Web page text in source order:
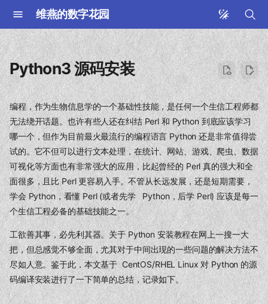
维燕的数字花园
键
入
以
开
始
搜
索
Python3 源码安装
编程，作为生物信息学的一个基础性技能，是任何一个生信工程师都
无法绕开话题。也许有些人还在纠结 Perl 和 Python 到底应该学习
哪一个，但作为目前最火最流行的编程语言 Python 还是非常值得尝
试的。它不但可以进行文本处理，在统计、网站、游戏、爬虫、数据
可视化等方面也有非常强大的应用，比起曾经的 Perl 真的强大和全
面很多，且比 Perl 更容易入手。不管从长远发展，还是短期需要，
学会 Python，看懂 Perl (或者先学 Python，后学 Perl) 应该是每一
个生信工程必备的基础技能之一。
工欲善其事，必先利其器。关于 Python 安装教程在网上一搜一大
把，但总感觉不够全面，尤其对于中间出现的一些问题的解决方法不
尽如人意。鉴于此，本文基于 CentOS/RHEL Linux 对 Python 的源
码编译安装进行了一下简单的总结，记录如下。